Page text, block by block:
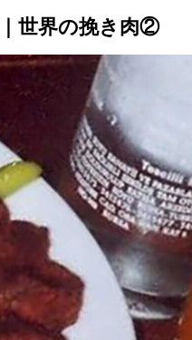
！店探し 食のストーリー
世界の挽き肉②